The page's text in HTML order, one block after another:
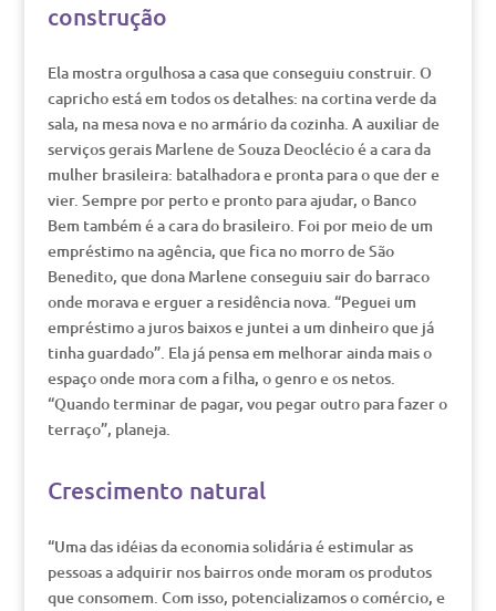
construção
Ela mostra orgulhosa a casa que conseguiu construir. O
capricho está em todos os detalhes: na cortina verde da
sala, na mesa nova e no armário da cozinha. A auxiliar de
serviços gerais Marlene de Souza Deoclécio é a cara da
mulher brasileira: batalhadora e pronta para o que der e
vier. Sempre por perto e pronto para ajudar, o Banco
Bem também é a cara do brasileiro. Foi por meio de um
empréstimo na agência, que fica no morro de São
Benedito, que dona Marlene conseguiu sair do barraco
onde morava e erguer a residência nova. “Peguei um
empréstimo a juros baixos e juntei a um dinheiro que já
tinha guardado”. Ela já pensa em melhorar ainda mais o
espaço onde mora com a filha, o genro e os netos.
“Quando terminar de pagar, vou pegar outro para fazer o
terraço”, planeja.
Crescimento natural
“Uma das idéias da economia solidária é estimular as
pessoas a adquirir nos bairros onde moram os produtos
que consomem. Com isso, potencializamos o comércio, e